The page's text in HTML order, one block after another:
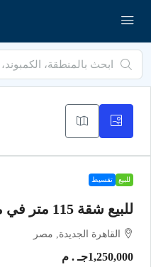
للبيع تقسيط
للبيع شقة 115 متر في مدينتي B14
القاهرة الجديدة, مصر
1,250,000جـ . م